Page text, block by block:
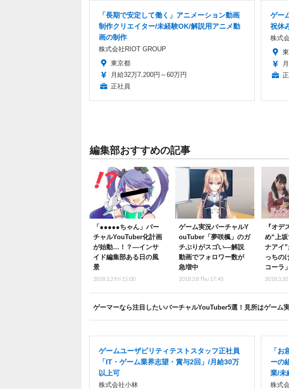
「長期で安定して働く」アニメーション動画
制作クリエイター/未経験OK/解説用アニメ動
画の制作
株式会社RIOT GROUP
東京都
月給32万7,200円～60万円
正社員
ゲー
祝休
株式
編集部おすすめの記事
「●●●●●ちゃん」バー
チャルYouTuber化計画
が始動…！？―インサ
イド編集部ある日の風
景
2018.3.2 Fri 15:00
ゲーム実況バーチャルY
ouTuber「夢咲楓」のガ
チぶりがスゴい―解説
動画でフォロワー数が
急増中
2018.3.8 Thu 17:45
『オデ
め“上
ナアイ
っちの
コーラ
2018.3.20
ゲーマーなら注目したいバーチャルYouTuber5選！見所はゲーム
ゲームユーザビリティテストスタッフ正社員
「IT・ゲーム業界志望・賞与2回」/月給30万
以上可
株式会社小林
「
ーの
業/未
株式